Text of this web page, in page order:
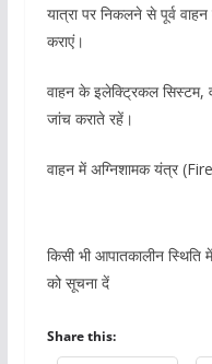
यात्रा पर निकलने से पूर्व
कराएं।
वाहन के इलेक्ट्रिकल सिस्टम,
जांच कराते रहें।
वाहन में अग्निशामक यंत्र
किसी भी आपातकालीन
को सूचना दें
Share this: